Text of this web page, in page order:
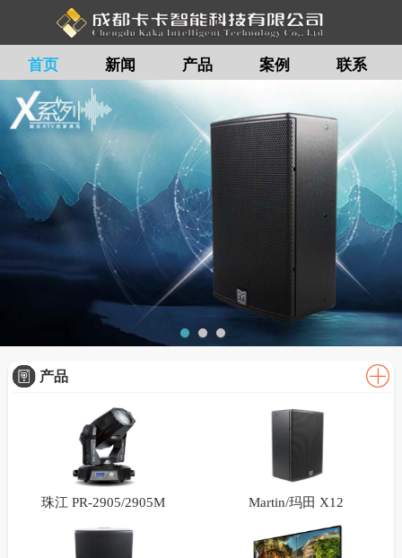
首页 新闻 产品 案例 联系
留言
产品
珠江 PR-2905/2905M Martin/玛田 X12